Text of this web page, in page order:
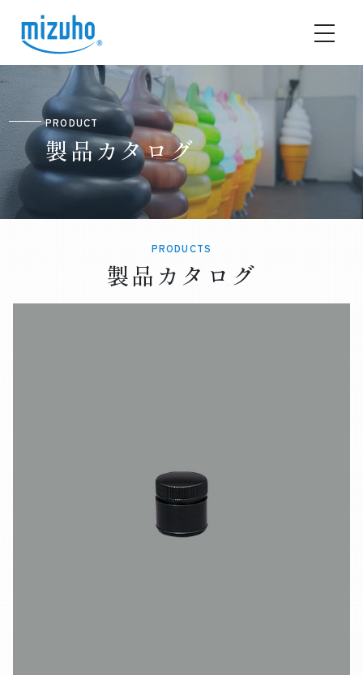
PRODUCT
製品カタログ
PRODUCTS
製品カタログ